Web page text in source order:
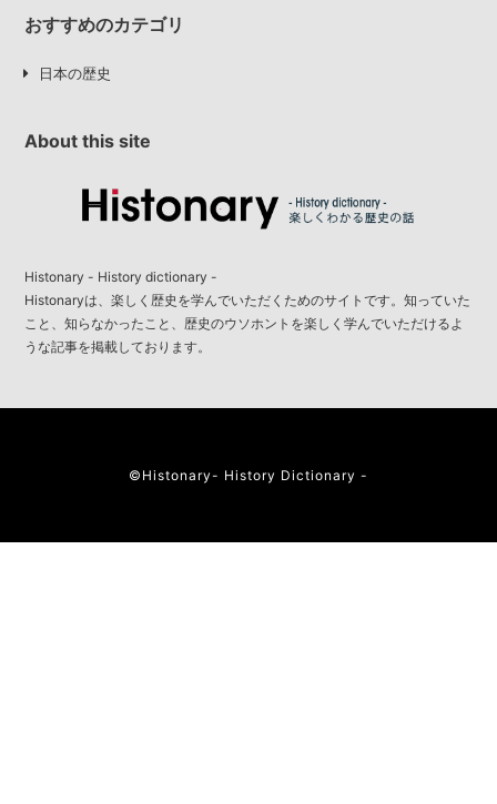
おすすめのカテゴリ
日本の歴史
About this site
Histonary - History dictionary -
Histonaryは、楽しく歴史を学んでいただくためのサイトです。知っていた
こと、知らなかったこと、歴史のウソホントを楽しく学んでいただけるよ
うな記事を掲載しております。
©︎Histonary- History Dictionary -